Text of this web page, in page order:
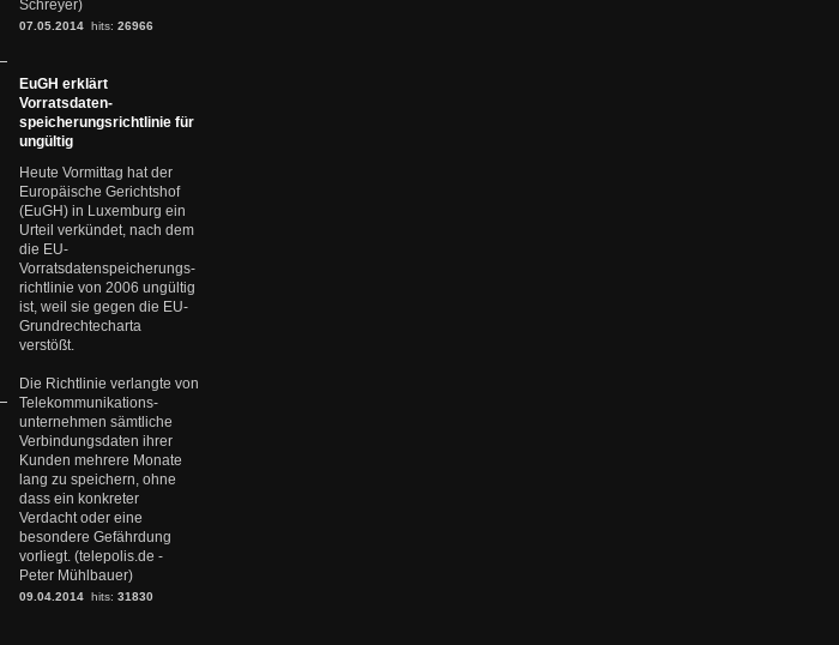
Schreyer)
07.05.2014 hits: 26966
EuGH erklärt
Vorratsdaten-
speicherungsrichtlinie für
ungültig
Heute Vormittag hat der
Europäische Gerichtshof
(EuGH) in Luxemburg ein
Urteil verkündet, nach dem
die EU-
Vorratsdatenspeicherungs-
richtlinie von 2006 ungültig
ist, weil sie gegen die EU-
Grundrechtecharta
verstößt.
Die Richtlinie verlangte von
Telekommunikations-
unternehmen sämtliche
Verbindungsdaten ihrer
Kunden mehrere Monate
lang zu speichern, ohne
dass ein konkreter
Verdacht oder eine
besondere Gefährdung
vorliegt. (telepolis.de -
Peter Mühlbauer)
09.04.2014 hits: 31830